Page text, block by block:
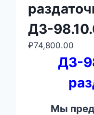
ДЗ-
₽74,800.00
ДЗ-
Мы